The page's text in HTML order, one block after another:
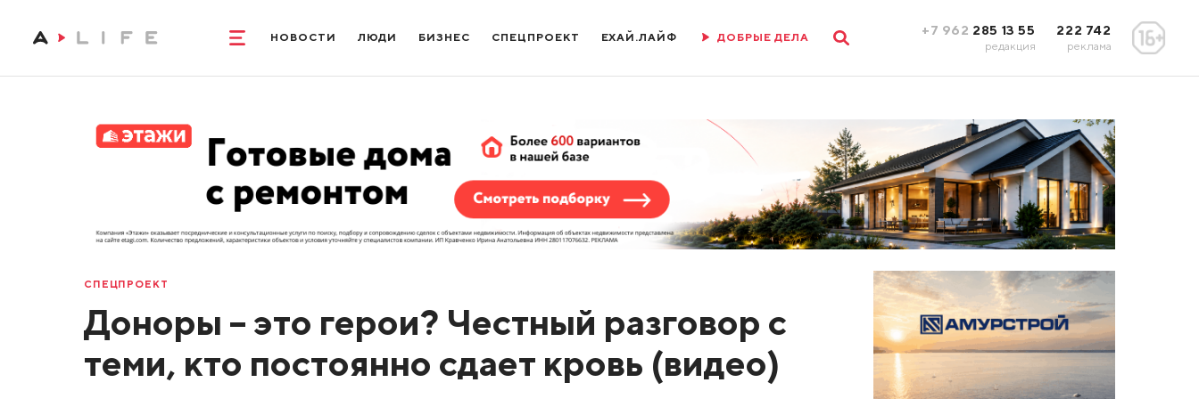
НОВОСТИ ЛЮДИ БИЗНЕС СПЕЦПРОЕКТ ЕХАЙ.ЛАЙФ ДОБРЫЕ ДЕЛА +7 962 285 13 55
редакция
222 742
реклама
СПЕЦПРОЕКТ
Доноры – это герои? Честный разговор с
теми, кто постоянно сдает кровь (видео)